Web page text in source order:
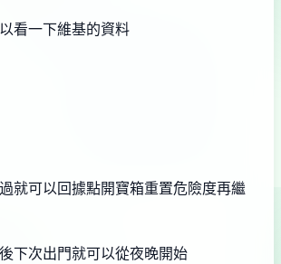
看一下維基的資料
就可以回據點開寶箱重置危險度再繼
下次出門就可以從夜晚開始